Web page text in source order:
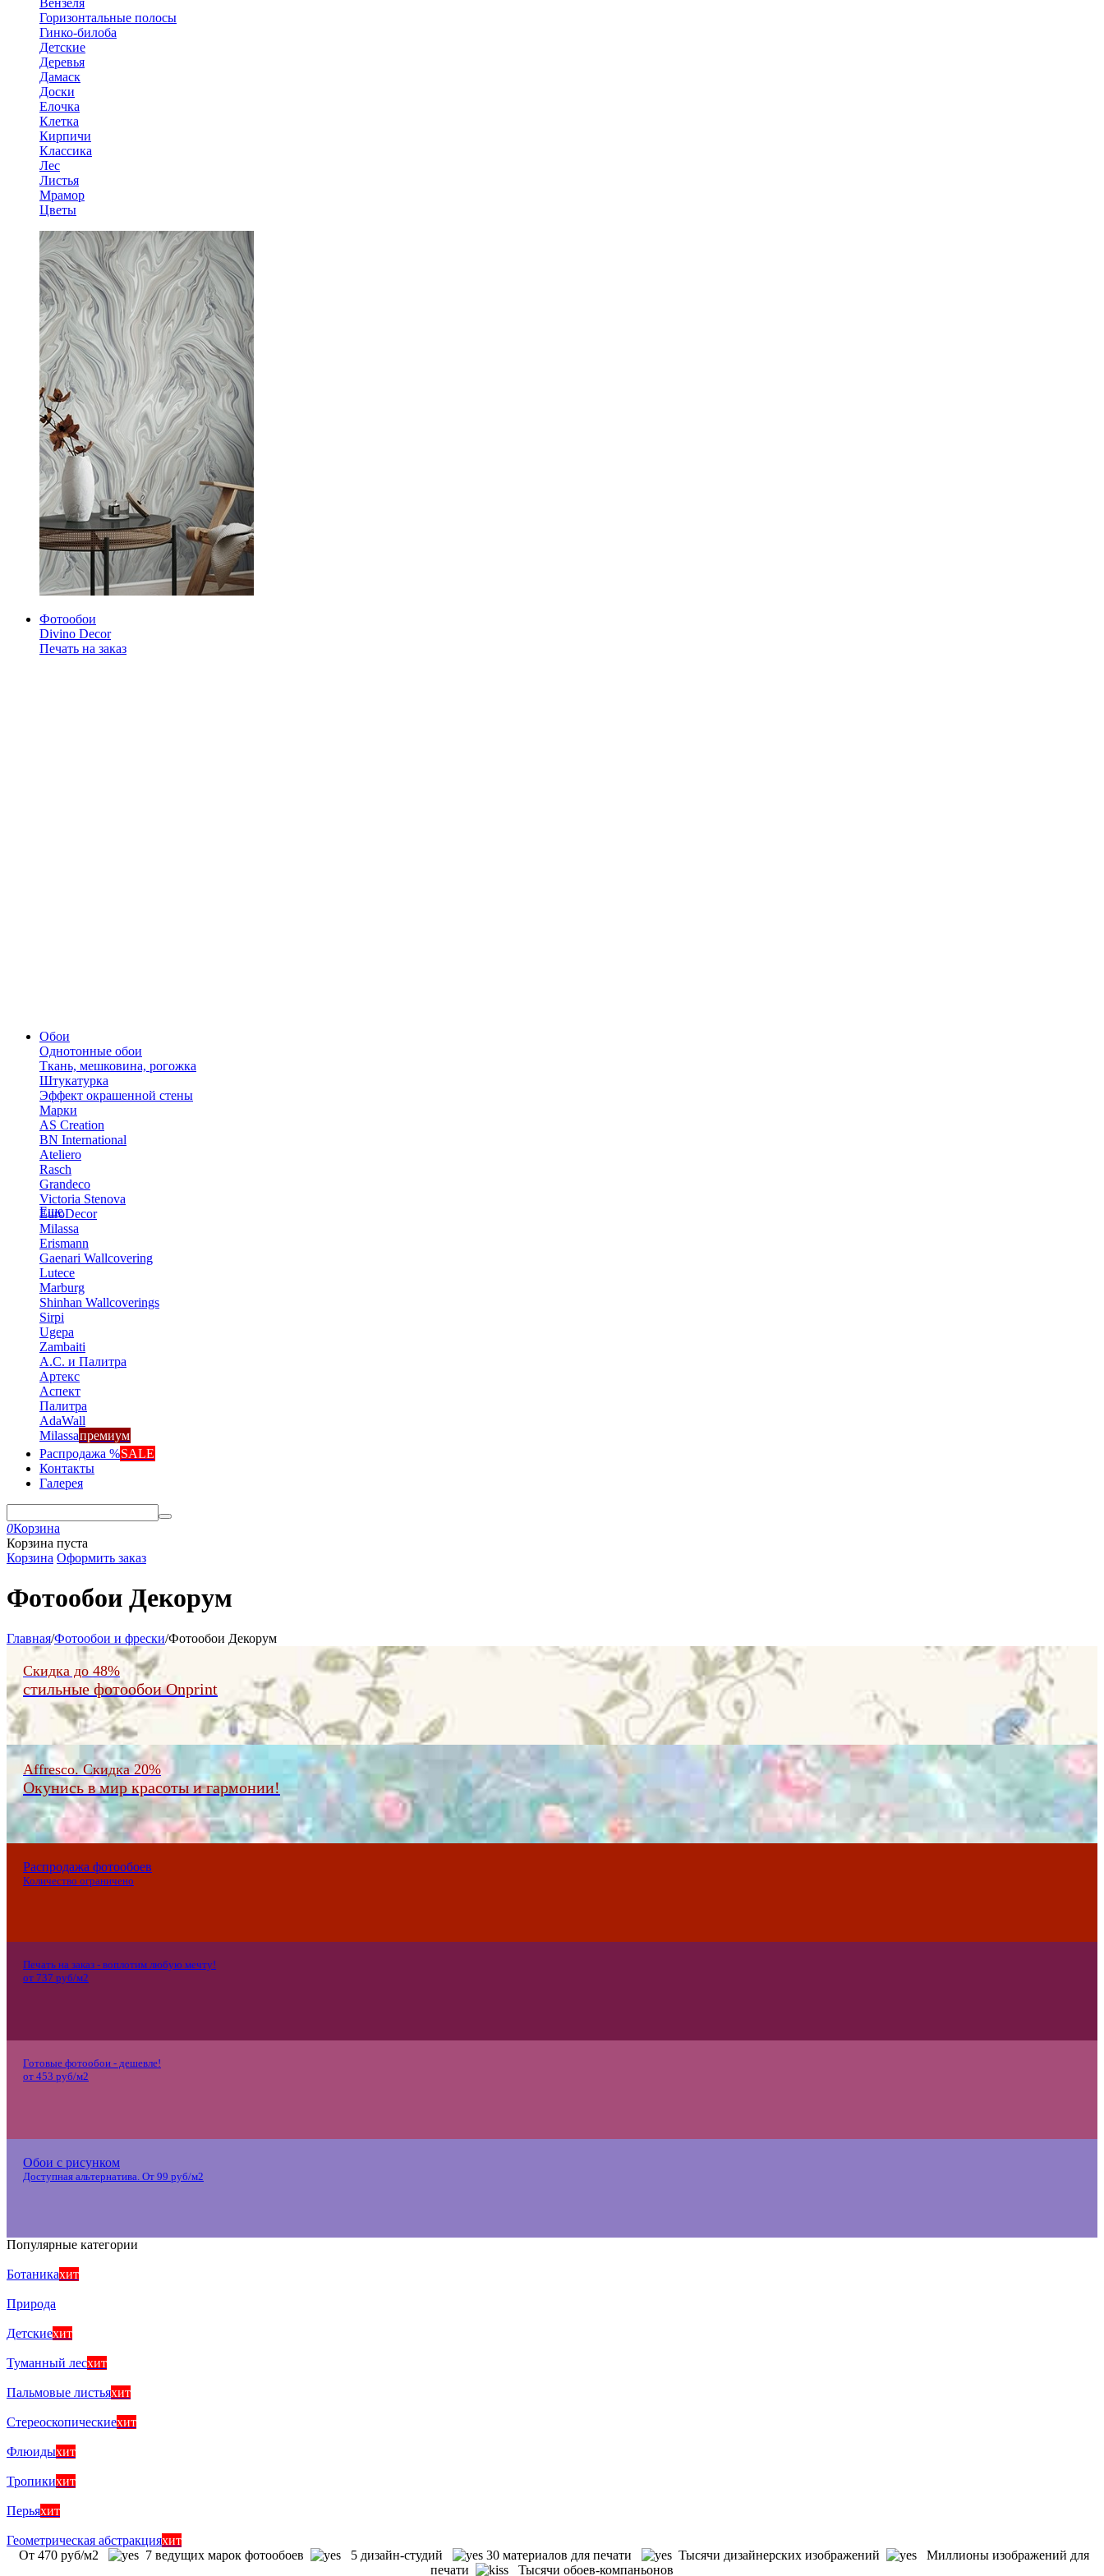
Вензеля
Горизонтальные полосы
Гинко-билоба
Детские
Деревья
Дамаск
Доски
Елочка
Клетка
Кирпичи
Классика
Лес
Листья
Мрамор
Цветы
Фотообои
Divino Decor
Печать на заказ
Обои
Однотонные обои
Ткань, мешковина, рогожка
Штукатурка
Эффект окрашенной стены
Марки
AS Creation
BN International
Ateliero
Rasch
Grandeco
Victoria Stenova
EuroDecor
Milassa
Erismann
Gaenari Wallcovering
Lutece
Marburg
Shinhan Wallcoverings
Sirpi
Ugepa
Zambaiti
А.С. и Палитра
Артекс
Аспект
Палитра
AdaWall
Milassaпремиум
Еще
Распродажа %SALE
Контакты
Галерея
0Корзина
Корзина пуста
Корзина Оформить заказ
Фотообои Декорум
Главная/Фотообои и фрески/Фотообои Декорум
Скидка до 48%
стильные фотообои Onprint
Affresco. Скидка 20%
Окунись в мир красоты и гармонии!
Распродажа фотообоев
Количество ограничено
Печать на заказ - воплотим любую мечту!
от 737 руб/м2
Готовые фотообои - дешевле!
от 453 руб/м2
Обои с рисунком
Доступная альтернатива. От 99 руб/м2
Популярные категории
Ботаникахит
Природа
Детскиехит
Туманный лесхит
Пальмовые листьяхит
Стереоскопическиехит
Флюидыхит
Тропикихит
Перьяхит
Геометрическая абстракцияхит
От 470 руб/м2
7 ведущих марок фотообоев 5 дизайн-студий 30 материалов для печати Тысячи дизайнерских изображений
Миллионы изображений для
печати
Тысячи обоев-компаньонов